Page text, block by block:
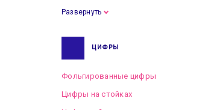
Развернуть
ЦИФРЫ
Фольгированные цифры
Цифры на стойках